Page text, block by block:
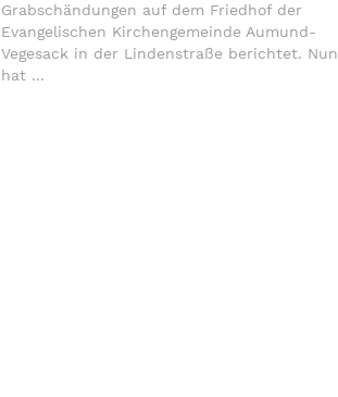
Grabschändungen auf dem Friedhof der
Evangelischen Kirchengemeinde Aumund-
Vegesack in der Lindenstraße berichtet. Nun
hat ...